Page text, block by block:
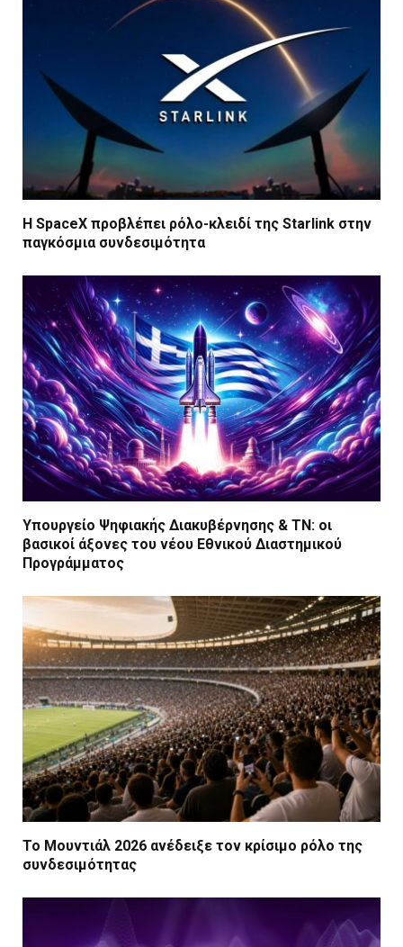
Η SpaceX προβλέπει ρόλο-κλειδί της Starlink στην
παγκόσμια συνδεσιμότητα
Υπουργείο Ψηφιακής Διακυβέρνησης & ΤΝ: οι
βασικοί άξονες του νέου Εθνικού Διαστημικού
Προγράμματος
Το Μουντιάλ 2026 ανέδειξε τον κρίσιμο ρόλο της
συνδεσιμότητας